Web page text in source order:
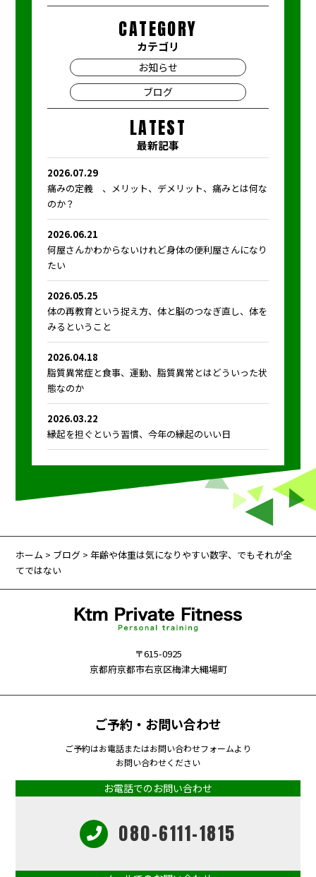
CATEGORY
カテゴリ
お知らせ
ブログ
LATEST
最新記事
2026.07.29
痛みの定義 、メリット、デメリット、痛みとは何な
のか？
2026.06.21
何屋さんかわからないけれど身体の便利屋さんになり
たい
2026.05.25
体の再教育という捉え方、体と脳のつなぎ直し、体を
みるということ
2026.04.18
脂質異常症と食事、運動、脂質異常とはどういった状
態なのか
2026.03.22
縁起を担ぐという習慣、今年の縁起のいい日
ホーム > ブログ > 年齢や体重は気になりやすい数字、でもそれが全
てではない
〒615-0925
京都府京都市右京区梅津大縄場町
ご予約・お問い合わせ
ご予約はお電話またはお問い合わせフォームより
お問い合わせください
お電話でのお問い合わせ
080-6111-1815